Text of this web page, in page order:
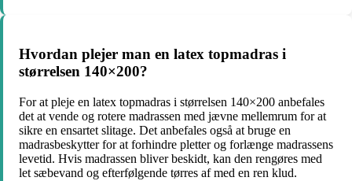
Hvordan plejer man en latex topmadras i
størrelsen 140×200?
For at pleje en latex topmadras i størrelsen 140×200 anbefales
det at vende og rotere madrassen med jævne mellemrum for at
sikre en ensartet slitage. Det anbefales også at bruge en
madrasbeskytter for at forhindre pletter og forlænge madrassens
levetid. Hvis madrassen bliver beskidt, kan den rengøres med
let sæbevand og efterfølgende tørres af med en ren klud.